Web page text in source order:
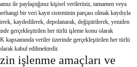
ile paylaştığınız kişisel verileriniz, tamamen veya
bir veri kayıt sisteminin parçası olmak kaydıyla
kaydedilerek, depolanarak, değiştirilerek, yeniden
gerçekleştirilen her türlü işleme konu olarak
kapsamında veriler üzerinde gerçekleştirilen her türlü
kabul edilmektedir.
işlenme amaçları ve